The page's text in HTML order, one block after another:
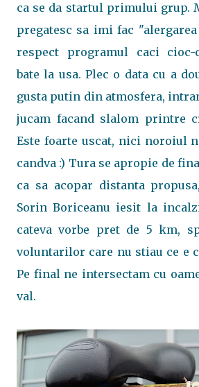
ca se da startul primului grup.
pregatesc sa imi fac "alergarea
respect programul caci cioc-
bate la usa. Plec o data cu a
gusta putin din atmosfera,
jucam facand slalom printre
Este foarte uscat, nici noroiul
candva :) Tura se apropie de
ca sa acopar distanta
Sorin Boriceanu iesit la
cateva vorbe pret de 5 km,
voluntarilor care nu stiau ce e
Pe final ne intersectam cu
val.